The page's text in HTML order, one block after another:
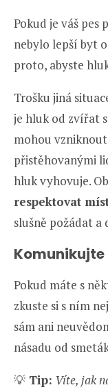
Pokud je váš pes
nebylo lepší byt
proto, abyste
Trošku jiná
je hluk od zvířat
mohou
přistěhovanými
hluk vyhovuje.
respektovat
slušně požádat a
Komunikujte
Pokud máte s
zkuste si s ním
sám ani
násadu od
💡 Tip: Víte, jak